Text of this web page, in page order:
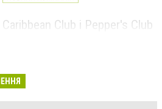
Caribbean Club і Pepper's Club
НОВИНИ КОМПАНІЙ